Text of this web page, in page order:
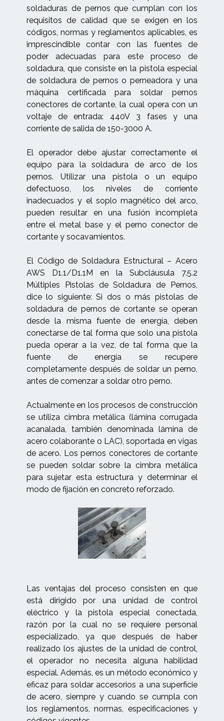
soldaduras de pernos que cumplan con los
requisitos de calidad que se exigen en los
códigos, normas y reglamentos aplicables, es
imprescindible contar con las fuentes de
poder adecuadas para este proceso de
soldadura, que consiste en la pistola especial
de soldadura de pernos o perneadora y una
máquina certificada para soldar pernos
conectores de cortante, la cual opera con un
voltaje de entrada: 440V 3 fases y una
corriente de salida de 150-3000 A.
El operador debe ajustar correctamente el
equipo para la soldadura de arco de los
pernos. Utilizar una pistola o un equipo
defectuoso, los niveles de corriente
inadecuados y el soplo magnético del arco,
pueden resultar en una fusión incompleta
entre el metal base y el perno conector de
cortante y socavamientos.
El Código de Soldadura Estructural – Acero
AWS D1.1/D1.1M en la Subcláusula 7.5.2
Múltiples Pistolas de Soldadura de Pernos,
dice lo siguiente: Si dos o más pistolas de
soldadura de pernos de cortante se operan
desde la misma fuente de energía, deben
conectarse de tal forma que solo una pistola
pueda operar a la vez, de tal forma que la
fuente de energía se recupere
completamente después de soldar un perno,
antes de comenzar a soldar otro perno.
Actualmente en los procesos de construcción
se utiliza cimbra metálica (lámina corrugada
acanalada, también denominada lámina de
acero colaborante o LAC), soportada en vigas
de acero. Los pernos conectores de cortante
se pueden soldar sobre la cimbra metálica
para sujetar esta estructura y determinar el
modo de fijación en concreto reforzado.
Las ventajas del proceso consisten en que
está dirigido por una unidad de control
eléctrico y la pistola especial conectada,
razón por la cual no se requiere personal
especializado, ya que después de haber
realizado los ajustes de la unidad de control,
el operador no necesita alguna habilidad
especial. Además, es un método económico y
eficaz para soldar accesorios a una superficie
de acero, siempre y cuando se cumpla con
los reglamentos, normas, especificaciones y